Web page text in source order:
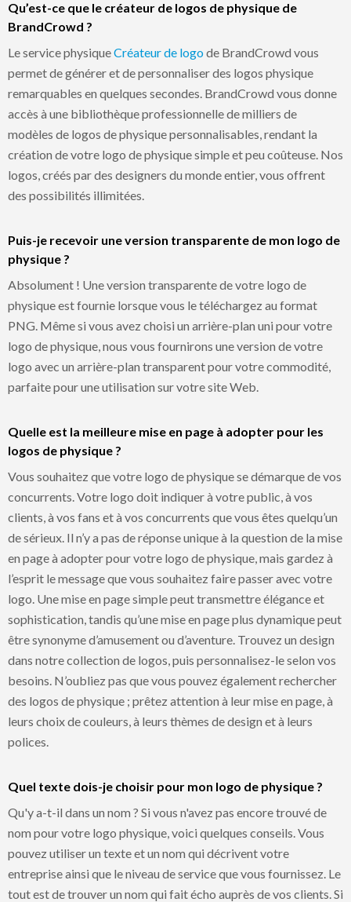
Qu’est-ce que le créateur de logos de physique de
BrandCrowd ?
Le service physiqueCréateur de logode BrandCrowd vous
permet de générer et de personnaliser des logos physique
remarquables en quelques secondes. BrandCrowd vous donne
accès à une bibliothèque professionnelle de milliers de
modèles de logos de physique personnalisables, rendant la
création de votre logo de physique simple et peu coûteuse. Nos
logos, créés par des designers du monde entier, vous offrent
des possibilités illimitées.
Puis-je recevoir une version transparente de mon logo de
physique ?
Absolument ! Une version transparente de votre logo de
physique est fournie lorsque vous le téléchargez au format
PNG. Même si vous avez choisi un arrière-plan uni pour votre
logo de physique, nous vous fournirons une version de votre
logo avec un arrière-plan transparent pour votre commodité,
parfaite pour une utilisation sur votre site Web.
Quelle est la meilleure mise en page à adopter pour les
logos de physique ?
Vous souhaitez que votre logo de physique se démarque de vos
concurrents. Votre logo doit indiquer à votre public, à vos
clients, à vos fans et à vos concurrents que vous êtes quelqu’un
de sérieux. Il n’y a pas de réponse unique à la question de la mise
en page à adopter pour votre logo de physique, mais gardez à
l’esprit le message que vous souhaitez faire passer avec votre
logo. Une mise en page simple peut transmettre élégance et
sophistication, tandis qu’une mise en page plus dynamique peut
être synonyme d’amusement ou d’aventure. Trouvez un design
dans notre collection de logos, puis personnalisez-le selon vos
besoins. N’oubliez pas que vous pouvez également rechercher
des logos de physique ; prêtez attention à leur mise en page, à
leurs choix de couleurs, à leurs thèmes de design et à leurs
polices.
Quel texte dois-je choisir pour mon logo de physique ?
Qu'y a-t-il dans un nom ? Si vous n'avez pas encore trouvé de
nom pour votre logo physique, voici quelques conseils. Vous
pouvez utiliser un texte et un nom qui décrivent votre
entreprise ainsi que le niveau de service que vous fournissez. Le
tout est de trouver un nom qui fait écho auprès de vos clients. Si